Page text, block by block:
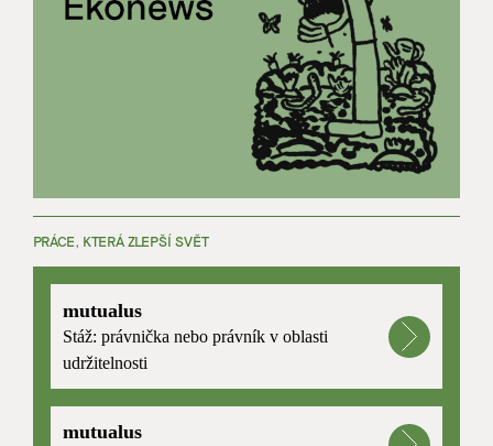
PRÁCE, KTERÁ ZLEPŠÍ SVĚT
mutualus
Stáž: právnička nebo právník v oblasti
udržitelnosti
mutualus